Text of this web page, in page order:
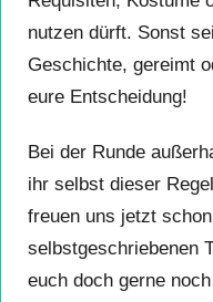
nutzen dürft. Sonst
Geschichte, gereimt
eure Entscheidung!
Bei der Runde
ihr selbst dieser
freuen uns jetzt
selbstgeschriebenen
euch doch gerne